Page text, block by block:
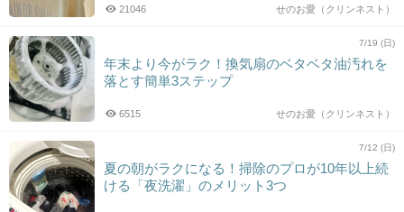
せのお愛（クリンネスト）
21046
7/19 (日)
年末より今がラク！換気扇のベタベタ油汚れを
落とす簡単3ステップ
せのお愛（クリンネスト）
6515
7/12 (日)
夏の朝がラクになる！掃除のプロが10年以上続
ける「夜洗濯」のメリット3つ